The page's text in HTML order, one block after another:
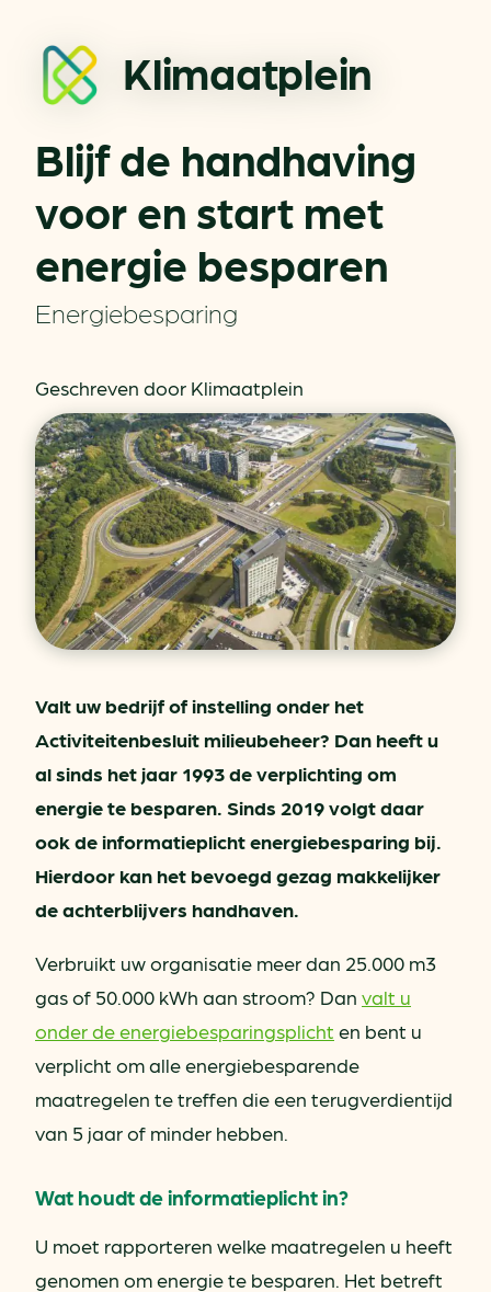
Klimaatplein
Blijf de handhaving
voor en start met
energie besparen
Energiebesparing
Geschreven door Klimaatplein
Valt uw bedrijf of instelling onder het
Activiteitenbesluit milieubeheer? Dan heeft u
al sinds het jaar 1993 de verplichting om
energie te besparen. Sinds 2019 volgt daar
ook de informatieplicht energiebesparing bij.
Hierdoor kan het bevoegd gezag makkelijker
de achterblijvers handhaven.
Verbruikt uw organisatie meer dan 25.000 m3
gas of 50.000 kWh aan stroom? Dan valt u
onder de energiebesparingsplicht en bent u
verplicht om alle energiebesparende
maatregelen te treffen die een terugverdientijd
van 5 jaar of minder hebben.
Wat houdt de informatieplicht in?
U moet rapporteren welke maatregelen u heeft
genomen om energie te besparen. Het betreft